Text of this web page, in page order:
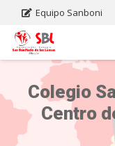
Equipo Sanboni
Colegio
Centro